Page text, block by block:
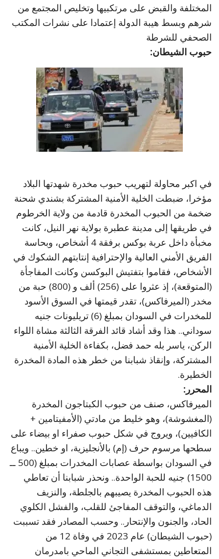
المختلفة والقبض على مرتكبيها وتخليص المجتمع من
شرهم وبسط هيبة الدولة إعتمادا على نشرات المكتب
الصحفي للشرطة
حبوب الشيطان:
في اكبر محاولة لتهريب حبوب مخدرة شهدتها البلاد
مؤخرا، ضبطت الخلية الأمنية المشتركة بشندي شحنة
ضخمة من الحبوب المخدرة قادمة من ولاية الخرطوم
في طريقها إلى مدينة عطبرة بولاية نهر النيل، كانت
مخبأة داخل عربة بوكس برفقة 4 أشخاص، وبحاسة
الفريق الأمني العالية والإحترافية إنتابتهم الشكوك في
الأشخاص، فقاموا بتفتيش البوكسن وكانت المفاجأة
(المتوقعة)، إذ عثروا على (256) ألف و (800) حبة من
مخدر (الميرفاكس)، تقدر قيمتها في السوق الأسود
للمخدرات في السودان بمبلغ (6) تريليونات جنيه
سوداني.. هذا وقد أشاد قائد الفرقة الثالثة مشاة اللواء
الركن، ياسر بله حمد فضل، بكفاءة الخلية الأمنية
المشتركة، وإنقاذ شبابنا من خطر هذه المادة المخدرة
الخطيرة.
المحرر:
الميرفاكس، صنف من حبوب الكبتاجون المخدرة
(المغشوشة)، وهو خليط من مادتي (الأمفيتامين +
الكافيين)، ويروج في شكل حبوب صفراء او بيضاء على
سطحها مرسوم حرف (إم) بالأنجليزية، او خطين.. ويباع
في السودان بواسطة عصابات المخدرات بمبلغ (500 ــ
1500) جنيه للحبة الواحدة.. ونحذر شبابنا أن تعاطي
هذه الحبوب المخدرة يصيبهم بالجلطة، والنزيف
الدماغي، والتوقف المفاجئ للقلب، والفشل الكلوي
الحاد، والجنون والإنتحار.. وحسب المصادر فقد تسببت
(حبوب الشيطان) عام 2023 في وفاة 12 من
المتعاطين بمستشفى التجاني الماحي بامدرمان